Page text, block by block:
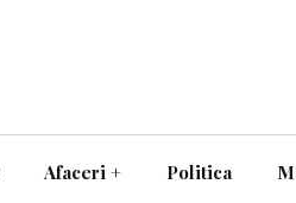
Afaceri + Politica